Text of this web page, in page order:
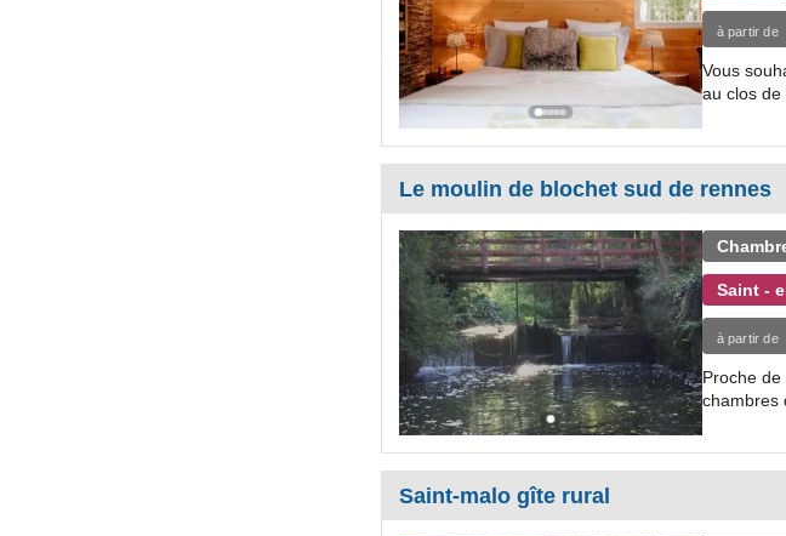
à partir de
Vous
au clos de
Le moulin de blochet sud de rennes
Saint -
à partir de
Proche de
chambres
Saint-malo gîte rural